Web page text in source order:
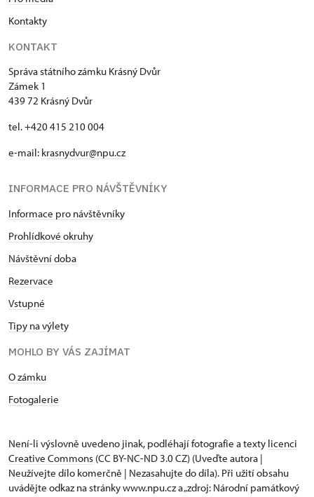
Kontakty
KONTAKT
Správa státního zámku Krásný Dvůr
Zámek 1
439 72 Krásný Dvůr
tel. +420 415 210 004
e-mail: krasnydvur@npu.cz
INFORMACE PRO NÁVŠTĚVNÍKY
Informace pro návštěvníky
Prohlídkové okruhy
Návštěvní doba
Rezervace
Vstupné
Tipy na výlety
MOHLO BY VÁS ZAJÍMAT
O zámku
Fotogalerie
Není-li výslovně uvedeno jinak, podléhají fotografie a texty licenci
Creative Commons (CC BY-NC-ND 3.0 CZ) (Uveďte autora |
Neužívejte dílo komerčně | Nezasahujte do díla). Při užití obsahu
uvádějte odkaz na stránky www.npu.cz a „zdroj: Národní památkový